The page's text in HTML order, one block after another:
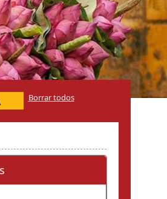
Borrar todos